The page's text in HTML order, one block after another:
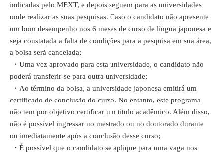
indicadas pelo MEXT, e depois seguem para as universidades
onde realizar as suas pesquisas. Caso o candidato não apresente
um bom desempenho nos 6 meses de curso de língua japonesa e
seja constatada a falta de condições para a pesquisa em sua área,
a bolsa será cancelada;
・ Uma vez aprovado para esta universidade, o candidato não
poderá transferir-se para outra universidade;
・ Ao término da bolsa, a universidade japonesa emitirá um
certificado de conclusão do curso. No entanto, este programa
não tem por objetivo certificar um título acadêmico. Além disso,
não é possível ingressar no mestrado ou no doutorado durante
ou imediatamente após a conclusão desse curso;
・ É possível que o candidato se aplique para uma vaga nos